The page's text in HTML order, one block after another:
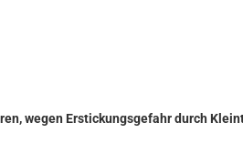
wegen Erstickungsgefahr durch